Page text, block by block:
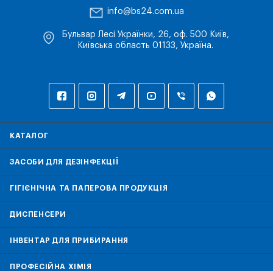
info@bs24.com.ua
Бульвар Лесі Українки, 26, оф. 500 Київ,
Київська область 01133, Україна.
КАТАЛОГ
ЗАСОБИ ДЛЯ ДЕЗІНФЕКЦІЇ
ГІГІЄНІЧНА ТА ПАПЕРОВА ПРОДУКЦІЯ
ДИСПЕНСЕРИ
ІНВЕНТАР ДЛЯ ПРИБИРАННЯ
ПРОФЕСІЙНА ХІМІЯ